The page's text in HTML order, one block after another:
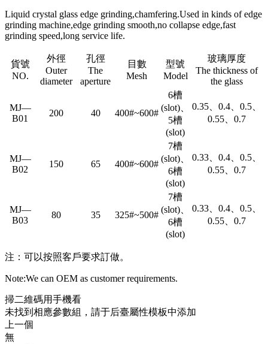
Liquid crystal glass edge grinding,chamfering.Used in kinds of edge
grinding machine,edge grinding smooth,no collapse edge,fast
grinding speed,long service life.
貨號
NO.
外徑
Outer
diameter
孔徑
The
aperture
目數
Mesh
型號
Model
玻璃厚度
The thickness of
the glass
MJ—
B01
200 40 400#~600#
6槽
(slot)、
5槽
(slot)
0.35、0.4、0.5、
0.55、0.7
MJ—
B02
150 65 400#~600#
7槽
(slot)、
6槽
(slot)
0.33、0.4、0.5、
0.55、0.7
MJ—
B03
80 35 325#~500#
7槽
(slot)、
6槽
(slot)
0.33、0.4、0.5、
0.55、0.7
注：可以按照客戶要求訂做。
Note:We can OEM as customer requirements.
掃二維碼用手機看
未找到相應參數組，請于后臺屬性模板中添加
上一個
無